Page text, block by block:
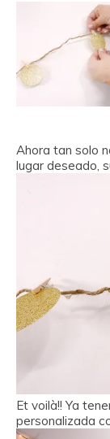
Ahora tan solo
lugar deseado,
Et voilà!! Ya
personalizada